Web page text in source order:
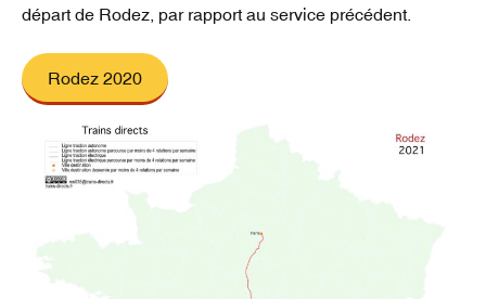
départ de Rodez, par rapport au service précédent.
Rodez 2020